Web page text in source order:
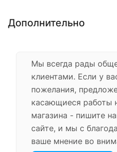
Дополнительно
Мы всегда рады
клиентами. Если у
пожелания,
касающиеся работы
магазина - пишите
сайте, и мы с
ваше мнение во